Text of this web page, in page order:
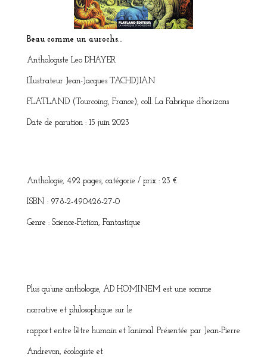
Beau comme un aurochs…
Anthologiste Leo DHAYER
Illustrateur Jean-Jacques TACHDJIAN
FLATLAND (Tourcoing, France), coll. La Fabrique d’horizons
Date de parution : 15 juin 2023
Anthologie, 492 pages, catégorie / prix : 23 €
ISBN : 978-2-490426-27-0
Genre : Science-Fiction, Fantastique
Plus qu’une anthologie, AD HOMINEM est une somme
narrative et philosophique sur le
rapport entre l’être humain et l’animal. Présentée par Jean-Pierre
Andrevon, écologiste et